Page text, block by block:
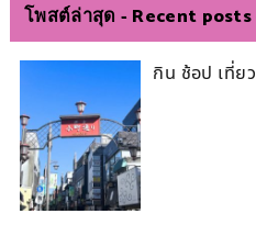
โพสต์ล่าสุด - Recent posts
กิน ช้อป เที่ย